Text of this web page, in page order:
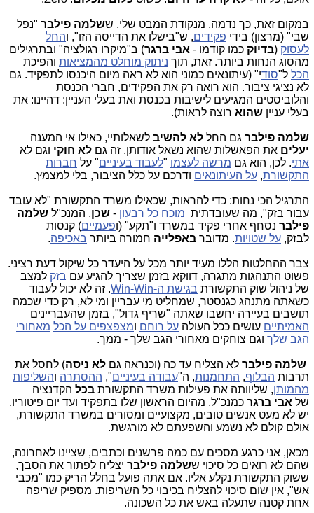
במקום זאת, כך נדמה, מנקודת המבט שלי, ששלמה פילבר "נפל
שבי" (מרצון) בידי פקידים, ש"בישלו את הדייסה הזו", והחל
לעסוק (בדיוק כמו קודמו - אבי ברגר) ב"מיקרו רגולציה" ובתרגילים
מהסוג הנחות ביותר. זאת, תוך ניתוק מוחלט מהמציאות והפיכת
הכל ל"סודי" (עיתונאים כמוני הוא לא ראה מיום היכנסו לתפקיד. גם
לא נציגי ציבור. הוא רואה רק את הפקידים, חברי הכנסת
והלוביסטים המגיעים לישיבות בכנסת ואת בעלי העניין: דהיינו: את
בעלי עניין שהוא רוצה לראות).
שלמה פילבר גם החל לא להשיב לשאלותיי, כאילו אי המענה
יעלים את הפאשלות שהוא נשאל אודותן. זה גם לא חוקי וגם לא
אתי. לכן, הוא גם מרשה לעצמו "לעבוד בעיניים" על חברות
התקשורת, על העיתונאים ודרכם על כלל הציבור, בלי למצמץ.
התרגיל הכי נחות: כדי להראות, שכאילו משרד התקשורת "לא עובד
עבור בזק", מה שעובדתית מוכח כל רבעון - שכן, המנכ"ל שלמה
פילבר נסחף אחרי פקיד במשרד ו"תקע" (ופעמיים) קנסות
לבזק, על שטויות. מדובר באפלייה חמורה ביותר באכיפה.
צבר ההחלטות הללו מעיד יותר מכל על היעדר כל שיקול דעת רציני.
פשוט התנהגות מתגרה, דווקא בזמן שצריך להגיע עם בזק למצב
של ניהול שוק התקשורת בגישת ה-Win-Win
. זה לא יכול לעבוד
כשאתה מתנהג כגנסטר, שמחליט מי עבריין ומי לא, רק כדי שכמה
תושבים בעיירה יחשבו שאתה "שריף גדול", בזמן שהעבריינים
האמיתיים עושים ככל העולה על רוחם ומצפצפים על הכל מאחורי
הגב שלך וגם צוחקים מאחורי הגב שלך - ממך.
שלמה פילבר לא הצליח עד כה (וכנראה גם לא ניסה) לחסל את
תרבות הבלוף, התחמנות, ה"עבודה בעיניים", ההסתרה והשליפות
מהמותן, שליוותה את פעילות משרד התקשורת בכל הקדנציה
של אבי ברגר כמנכ"ל, מהיום הראשון שלו בתפקיד ועד יום פיטוריו.
יש לא מעט אנשים טובים, מקצועיים ומסורים במשרד התקשורת,
אולם קולם לא נשמע והשפעתם לא מורגשת.
מכאן, אני כרגע מסכים עם כמה פרשנים וכתבים, שציינו לאחרונה,
שהם לא רואים כל סיכוי ששלמה פילבר יצליח לפתור את הסבך,
ששוק התקשורת נקלע אליו. אם אתה פועל בחלל הריק כמו "מכבי
אש", אין שום סיכוי להצליח בכיבוי כל השריפות. מספיק שריפה
אחת קטנה שתעלה באש את כל השכונה.